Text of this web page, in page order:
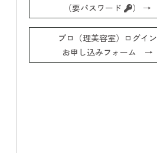
（要パスワード
） →
プロ（理美容室）ログイン
お申し込みフォーム →